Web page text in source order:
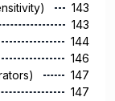
143
143
144
146
147
147